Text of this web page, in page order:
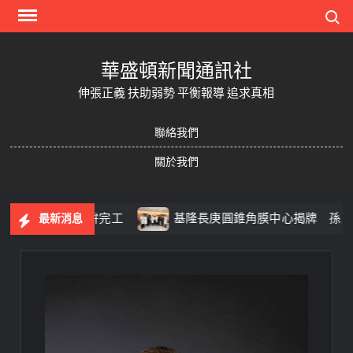
Skip
華盛頓新聞通訊社
伸張正義 扶助弱勢 平衡報導 追求真相
聯絡我們
關於我們
最新消息
前提拚完工 基隆長庚圓錐角膜中心揭牌 孫啟欽與跨